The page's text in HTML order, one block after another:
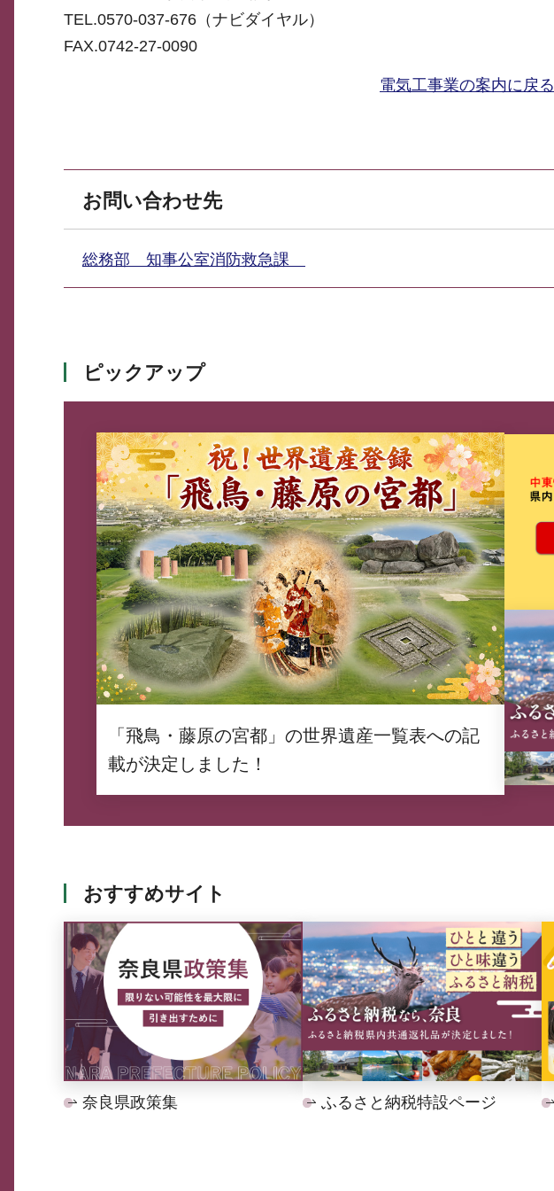
TEL.0570-037-676（ナビダイヤル）
FAX.0742-27-0090
電気工事業の案内に戻る
お問い合わせ先
総務部 知事公室消防救急課
ピックアップ
「飛鳥・藤原の宮都」の世界遺産一覧表への記
載が決定しました！
おすすめサイト
奈良県政策集 ふるさと納税特設ページ